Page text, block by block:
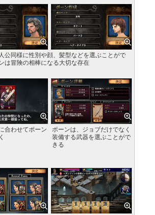
公同様に性別や顔、髪型などを選ぶことがで
は冒険の相棒になる大切な存在
合わせてポーン
ポーンは、ジョブだけでなく
装備する武器を選ぶことがで
きる